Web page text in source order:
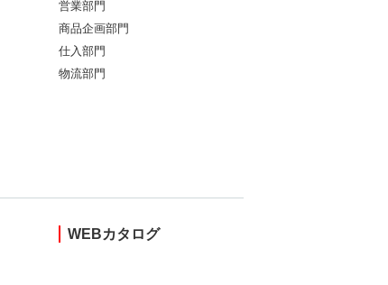
営業部門
商品企画部門
仕入部門
物流部門
WEBカタログ